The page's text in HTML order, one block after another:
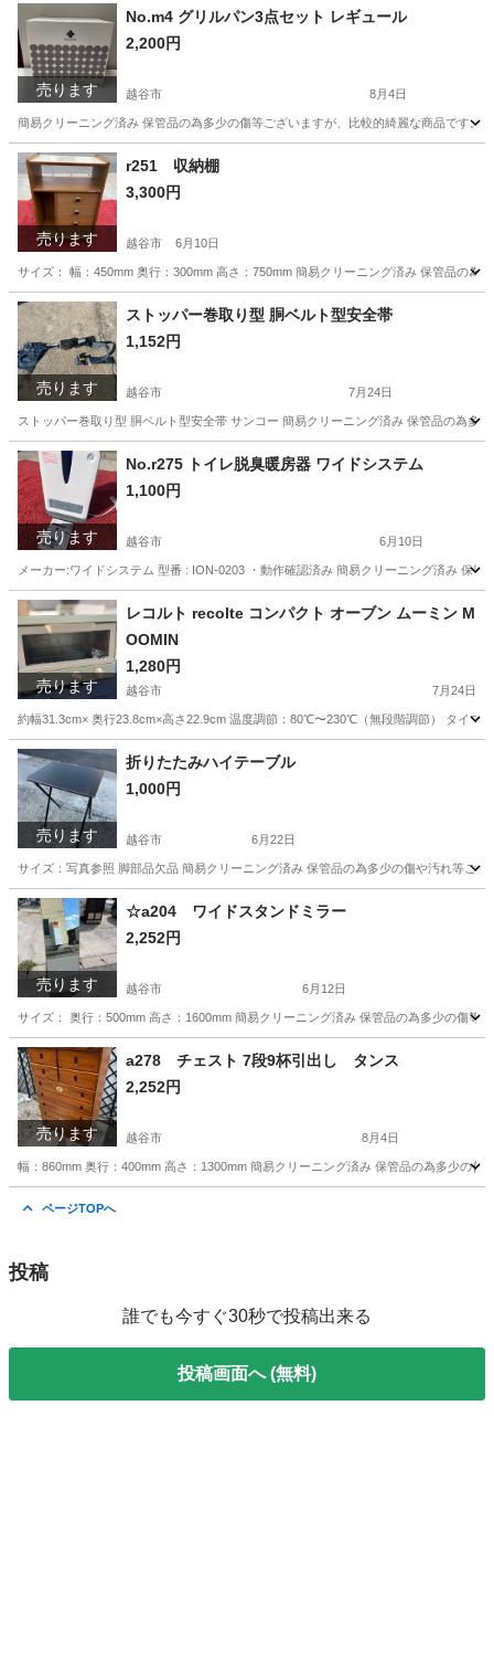
埼玉 越谷市 オフィス用家具 アイリス
売ります
No.m4 グリルパン3点セット レギュール
2,200円
越谷市 8月4日
簡易クリーニング済み 保管品の為多少の傷等ございますが、比較的綺麗な商品です
埼玉 越谷市 キッチン家電
売ります
r251 収納棚
3,300円
越谷市 6月10日
サイズ： 幅：450mm 奥行：300mm 高さ：750mm 簡易クリーニング済み 保管品の
埼玉 越谷市 収納家具 杉戸町
売ります
ストッパー巻取り型 胴ベルト型安全帯
1,152円
越谷市 7月24日
ストッパー巻取り型 胴ベルト型安全帯 サンコー 簡易クリーニング済み 保管品の為
埼玉 越谷市 安全帯
売ります
No.r275 トイレ脱臭暖房器 ワイドシステム
1,100円
越谷市 6月10日
メーカー:ワイドシステム 型番 : ION-0203 ・動作確認済み 簡易クリーニング済み 保
埼玉 越谷市 季節、空調家電 システム
売ります
レコルト recolte コンパクト オーブン ムーミン M
OOMIN
1,280円
越谷市 7月24日
約幅31.3cm× 奥行23.8cm×高さ22.9cm 温度調節：80℃〜230℃（無段階調節） タイマ
埼玉 越谷市 キッチン家電 MOOMIN
売ります
折りたたみハイテーブル
1,000円
越谷市 6月22日
サイズ：写真参照 脚部品欠品 簡易クリーニング済み 保管品の為多少の傷や汚れ等ご
埼玉 越谷市 オフィス用家具 杉戸町
売ります
☆a204 ワイドスタンドミラー
2,252円
越谷市 6月12日
サイズ： 奥行：500mm 高さ：1600mm 簡易クリーニング済み 保管品の為多少の傷
埼玉 越谷市 ミラー/鏡 ミラー
売ります
a278 チェスト 7段9杯引出し タンス
2,252円
越谷市 8月4日
幅：860mm 奥行：400mm 高さ：1300mm 簡易クリーニング済み 保管品の為多少の
ページTOPへ
投稿
誰でも今すぐ30秒で投稿出来る
投稿画面へ (無料)